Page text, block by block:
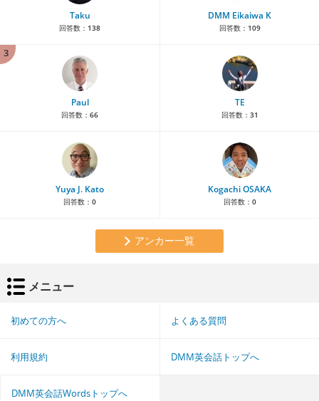
Taku
回答数： 138
DMM Eikaiwa K
回答数： 109
3
Paul
回答数： 66
TE
回答数： 31
Yuya J. Kato
回答数： 0
Kogachi OSAKA
回答数： 0
アンカー一覧
メニュー
初めての方へ よくある質問
利用規約 DMM英会話トップへ
DMM英会話Wordsトップへ